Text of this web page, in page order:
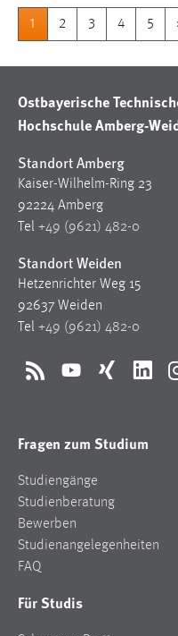
1 2 3 4 5
Ostbayerische
Hochschule Amberg-
Standort Amberg
Kaiser-Wilhelm-Ring 23
92224 Amberg
Tel +49 (9621) 482-0
Standort Weiden
Hetzenrichter Weg 15
92637 Weiden
Tel +49 (9621) 482-0
RSS YouTubeXing
Fragen zum Studium
Studiengänge
Studienberatung
Bewerben
Studienangelegenheiten
FAQ
Für Studis